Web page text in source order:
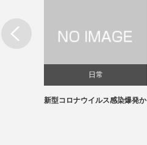
日常
新型コロナウイルス感染爆発か